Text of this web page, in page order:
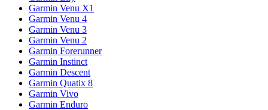
Garmin Venu X1
Garmin Venu 4
Garmin Venu 3
Garmin Venu 2
Garmin Forerunner
Garmin Instinct
Garmin Descent
Garmin Quatix 8
Garmin Vivo
Garmin Enduro